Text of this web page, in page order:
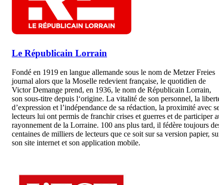
Le Républicain Lorrain
Fondé en 1919 en langue allemande sous le nom de Metzer Freies
journal alors que la Moselle redevient française, le quotidien de
Victor Demange prend, en 1936, le nom de Républicain Lorrain,
son sous-titre depuis l‘origine. La vitalité de son personnel, la
d’expression et l’indépendance de sa rédaction, la proximité avec
lecteurs lui ont permis de franchir crises et guerres et de participer
rayonnement de la Lorraine. 100 ans plus tard, il fédère toujours
centaines de milliers de lecteurs que ce soit sur sa version papier,
son site internet et son application mobile.